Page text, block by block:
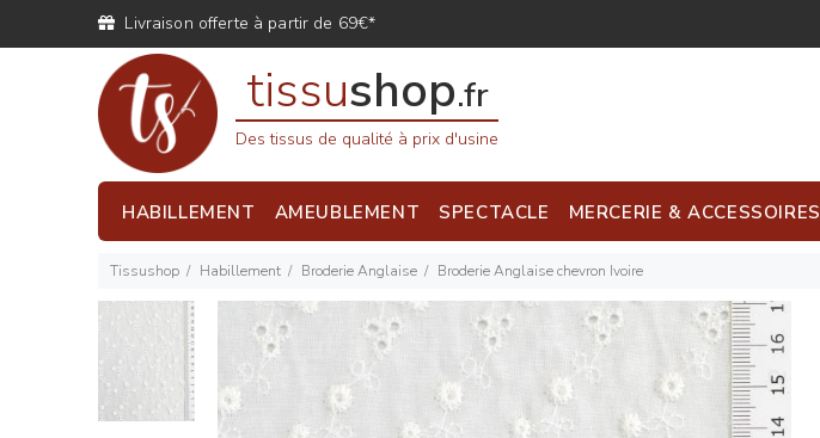
Livraison offerte à partir de 69€*
tissushop.fr
Des tissus de qualité à prix d'usine
HABILLEMENT AMEUBLEMENT SPECTACLE MERCERIE & ACCESSOIRES
Tissushop Habillement Broderie Anglaise Broderie Anglaise chevron Ivoire